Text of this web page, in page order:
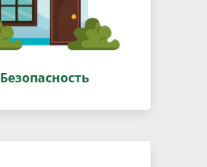
Безопасность